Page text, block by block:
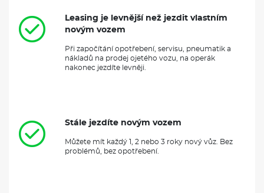
Leasing je levnější než jezdit vlastním
novým vozem
Při započítání opotřebení, servisu, pneumatik a
nákladů na prodej ojetého vozu, na operák
nakonec jezdíte levněji.
Stále jezdíte novým vozem
Můžete mít každý 1, 2 nebo 3 roky nový vůz. Bez
problémů, bez opotřebení.